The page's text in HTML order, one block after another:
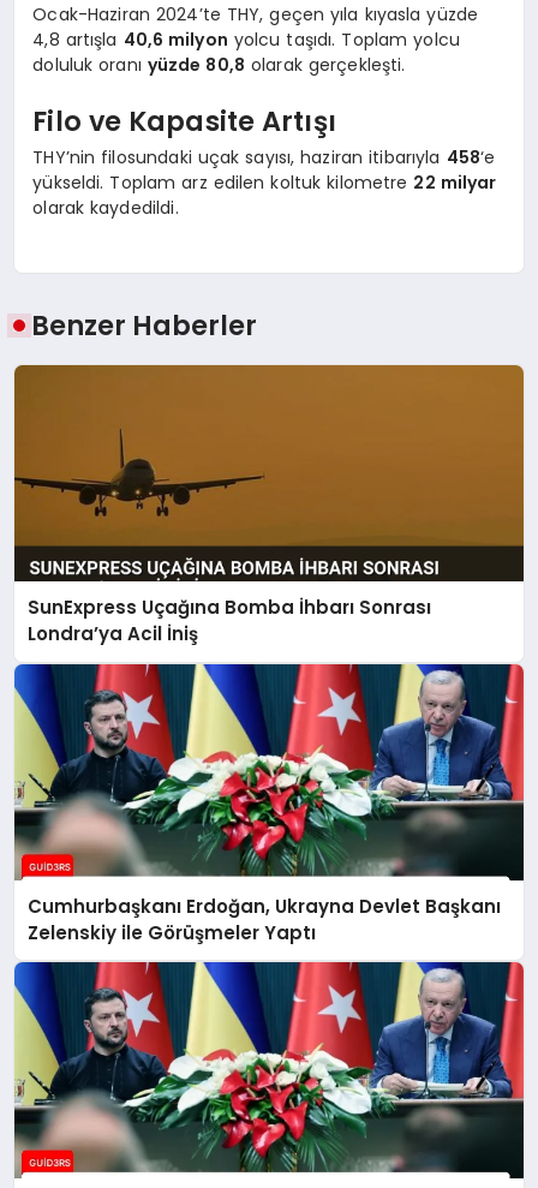
Ocak-Haziran 2024’te THY, geçen yıla kıyasla yüzde
4,8 artışla 40,6 milyon yolcu taşıdı. Toplam yolcu
doluluk oranı yüzde 80,8 olarak gerçekleşti.
Filo ve Kapasite Artışı
THY’nin filosundaki uçak sayısı, haziran itibarıyla 458‘e
yükseldi. Toplam arz edilen koltuk kilometre 22 milyar
olarak kaydedildi.
Benzer Haberler
SunExpress Uçağına Bomba İhbarı Sonrası
Londra’ya Acil İniş
Cumhurbaşkanı Erdoğan, Ukrayna Devlet Başkanı
Zelenskiy ile Görüşmeler Yaptı